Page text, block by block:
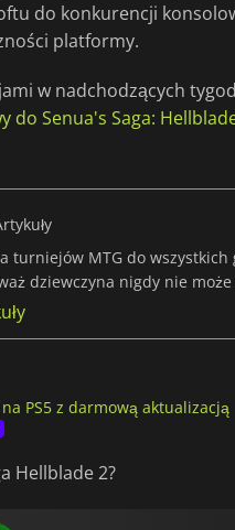
do konkurencji
platformy.
w nadchodzących
do Senua's Saga:
turniejów MTG do
dziewczyna nigdy nie
PS5 z darmową aktualizacją
Hellblade 2?